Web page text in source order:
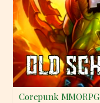
Corepunk MMORPG